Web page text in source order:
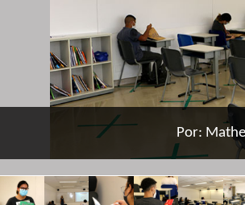
Por: